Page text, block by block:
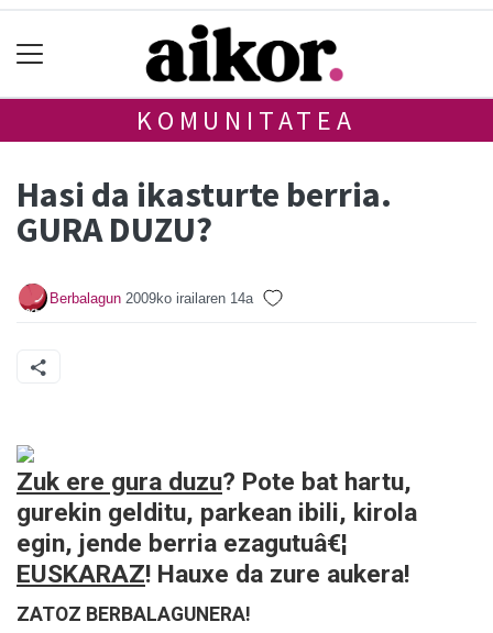
KOMUNITATEA
Hasi da ikasturte berria.
GURA DUZU?
Berbalagun 2009ko irailaren 14a
Zuk ere gura duzu? Pote bat hartu,
gurekin gelditu, parkean ibili, kirola
egin, jende berria ezagutuâ€¦
EUSKARAZ! Hauxe da zure aukera!
ZATOZ BERBALAGUNERA!